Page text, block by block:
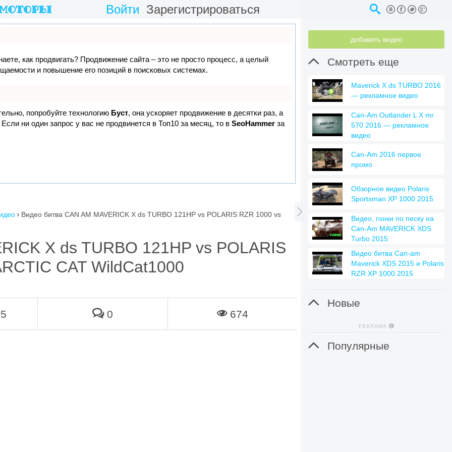
Войти Зарегистрироваться
как продвигать? Продвижение сайта – это не просто процесс, а целый
и повышение его позиций в поисковых системах.
попробуйте технологию Буст, она ускоряет продвижение в десятки раз, а
ни один запрос у вас не продвинется в Топ10 за месяц, то в SeoHammer за
 Видео битва CAN AM MAVERICK X ds TURBO 121HP vs POLARIS RZR 1000 vs
X ds TURBO 121HP vs POLARIS
CAT WildCat1000
0 674

добавить видео
 Смотреть еще
Maverick X ds TURBO 2016
— рекламное видео
Can-Am Outlander L X mr
570 2016 — рекламное
видео
Can-Am 2016 первое
промо
Обзорное видео Polaris
Sportsman XP 1000 2015
Видео, гонки по песку на
Can-Am MAVERICK XDS
Turbo 2015
Видео битва Can-am
Maverick XDS 2015 и Polaris
RZR XP 1000 2015
 Новые
РЕКЛАМА
 Популярные